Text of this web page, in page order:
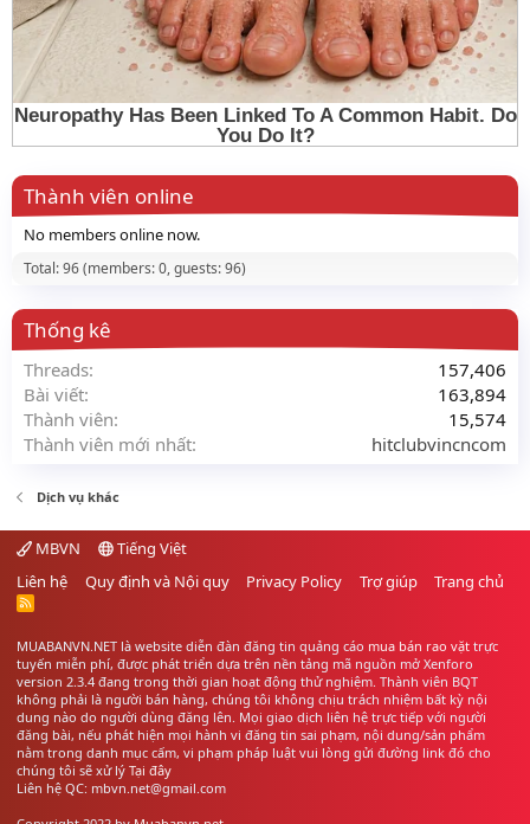
Thành viên online
No members online now.
Total: 96 (members: 0, guests: 96)
Thống kê
Threads
157,406
Bài viết
163,894
Thành viên
15,574
Thành viên mới nhất
hitclubvincncom
Dịch vụ khác
MBVN
Tiếng Việt
Liên hệ
Quy định và Nội quy Privacy Policy Trợ giúp Trang chủ
R
MUABANVN.NET là website diễn đàn đăng tin quảng cáo mua bán rao vặt trực
tuyến miễn phí, được phát triển dựa trên nền tảng mã nguồn mở Xenforo
version 2.3.4 đang trong thời gian hoạt động thử nghiệm. Thành viên BQT
không phải là người bán hàng, chúng tôi không chịu trách nhiệm bất kỳ nội
dung nào do người dùng đăng lên. Mọi giao dịch liên hệ trực tiếp với người
đăng bài, nếu phát hiện mọi hành vi đăng tin sai phạm, nội dung/sản phẩm
nằm trong danh mục cấm, vi phạm pháp luật vui lòng gửi đường link đó cho
chúng tôi sẽ xử lý Tại đây
Liên hệ QC: mbvn.net@gmail.com